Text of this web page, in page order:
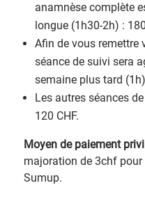
anamnèse complète
longue (1h30-2h) :
Afin de vous remettre
séance de suivi sera
semaine plus tard
Les autres séances
120 CHF.
Moyen de paiement
majoration de 3chf
Sumup.